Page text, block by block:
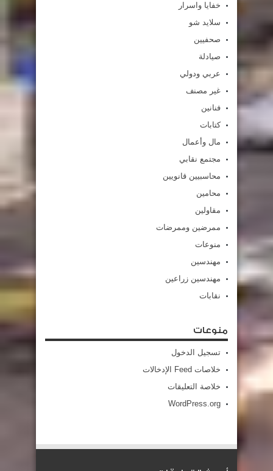
خفايا واسرار
سلايد شو
صحفيين
صيادلة
عربي ودولي
غير مصنف
فنانين
كتابات
مال وأعمال
مجتمع نقابي
محاسبيين قانويين
محامين
مقاولين
ممرضين وممرضات
منوعات
مهندسين
مهندسين زراعين
نقابات
منوعات
تسجيل الدخول
خلاصات Feed الإدخالات
خلاصة التعليقات
WordPress.org